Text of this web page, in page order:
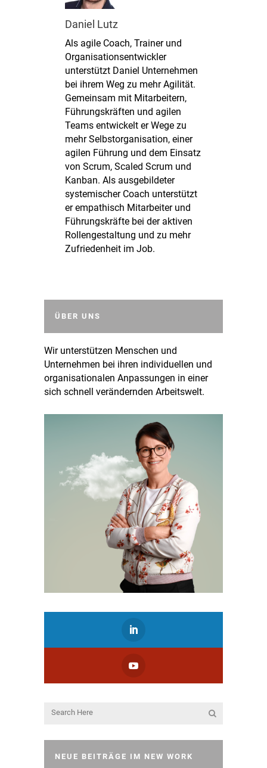
Daniel Lutz
Als agile Coach, Trainer und
Organisationsentwickler
unterstützt Daniel Unternehmen
bei ihrem Weg zu mehr Agilität.
Gemeinsam mit Mitarbeitern,
Führungskräften und agilen
Teams entwickelt er Wege zu
mehr Selbstorganisation, einer
agilen Führung und dem Einsatz
von Scrum, Scaled Scrum und
Kanban. Als ausgebildeter
systemischer Coach unterstützt
er empathisch Mitarbeiter und
Führungskräfte bei der aktiven
Rollengestaltung und zu mehr
Zufriedenheit im Job.
ÜBER UNS
Wir unterstützen Menschen und
Unternehmen bei ihren individuellen und
organisationalen Anpassungen in einer
sich schnell verändernden Arbeitswelt.
NEUE BEITRÄGE IM NEW WORK